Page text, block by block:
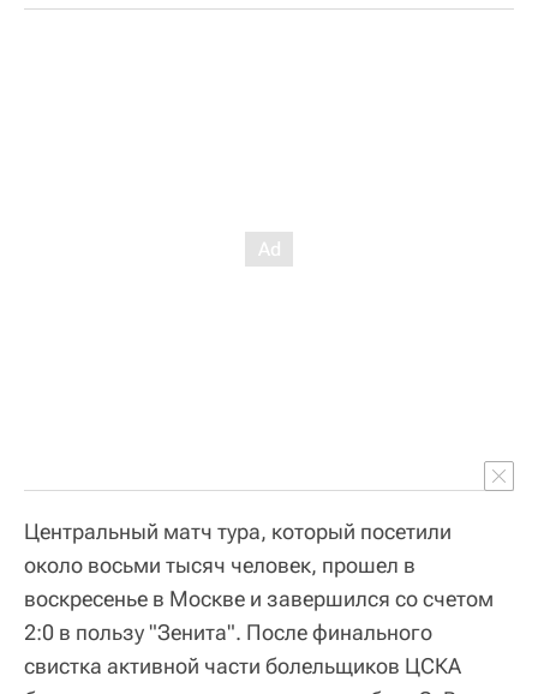
Центральный матч тура, который посетили
около восьми тысяч человек, прошел в
воскресенье в Москве и завершился со счетом
2:0 в пользу "Зенита". После финального
свистка активной части болельщиков ЦСКА